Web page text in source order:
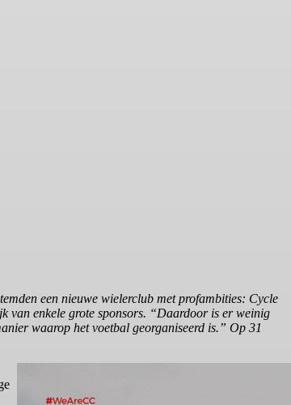
een nieuwe wielerclub met profambities: Cycle
van enkele grote sponsors. “Daardoor is er weinig
waarop het voetbal georganiseerd is.” Op 31